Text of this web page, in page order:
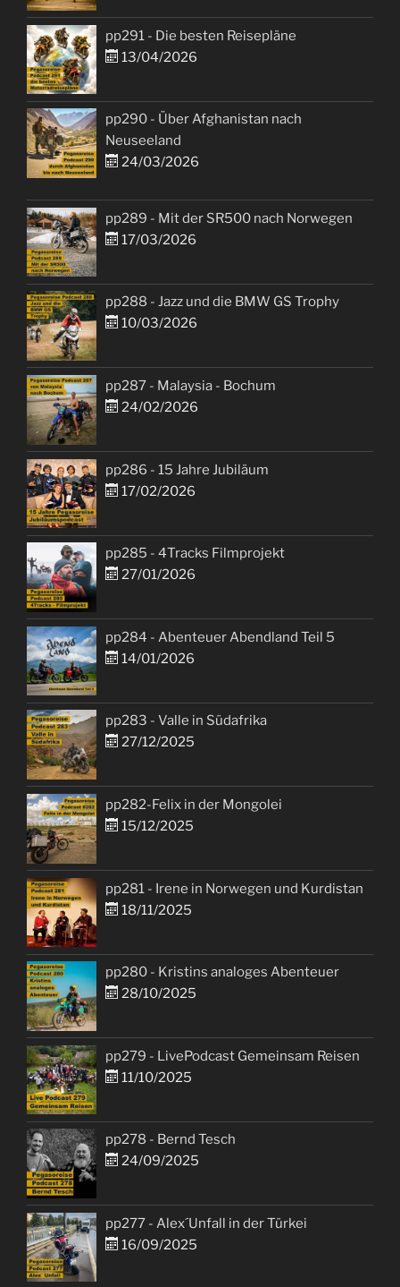
pp291 - Die besten Reisepläne
13/04/2026
pp290 - Über Afghanistan nach
Neuseeland
24/03/2026
pp289 - Mit der SR500 nach Norwegen
17/03/2026
pp288 - Jazz und die BMW GS Trophy
10/03/2026
pp287 - Malaysia - Bochum
24/02/2026
pp286 - 15 Jahre Jubiläum
17/02/2026
pp285 - 4Tracks Filmprojekt
27/01/2026
pp284 - Abenteuer Abendland Teil 5
14/01/2026
pp283 - Valle in Südafrika
27/12/2025
pp282-Felix in der Mongolei
15/12/2025
pp281 - Irene in Norwegen und Kurdistan
18/11/2025
pp280 - Kristins analoges Abenteuer
28/10/2025
pp279 - LivePodcast Gemeinsam Reisen
11/10/2025
pp278 - Bernd Tesch
24/09/2025
pp277 - Alex´Unfall in der Türkei
16/09/2025